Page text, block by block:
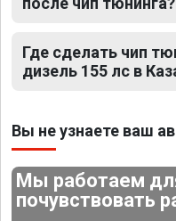
Где сделать чип
дизель 155 лс в
Вы не узнаете ваш
Мы работаем
почувствовать